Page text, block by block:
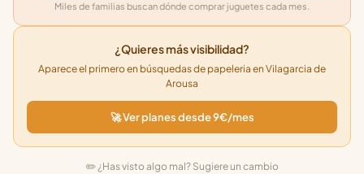
Miles de familias buscan dónde comprar juguetes cada mes.
¿Quieres más visibilidad?
Aparece el primero en búsquedas de papeleria en Vilagarcia de
Arousa
🚀 Ver planes desde 9€/mes
✏️ ¿Has visto algo mal? Sugiere un cambio